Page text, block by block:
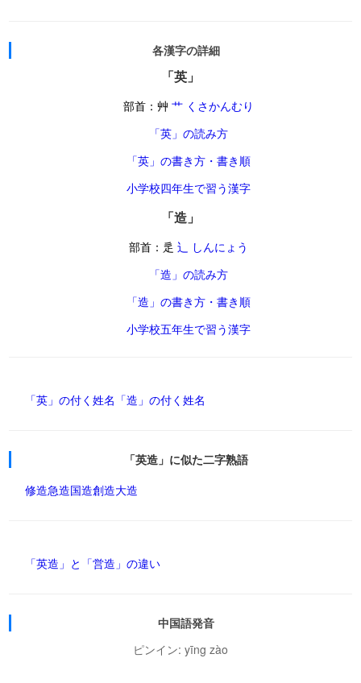
各漢字の詳細
「英」
部首：艸 艹 くさかんむり
「英」の読み方
「英」の書き方・書き順
小学校四年生で習う漢字
「造」
部首：辵 辶 しんにょう
「造」の読み方
「造」の書き方・書き順
小学校五年生で習う漢字
「英」の付く姓名 「造」の付く姓名
「英造」に似た二字熟語
修造急造国造創造大造
「英造」と「営造」の違い
中国語発音
ピンイン: yīng zào